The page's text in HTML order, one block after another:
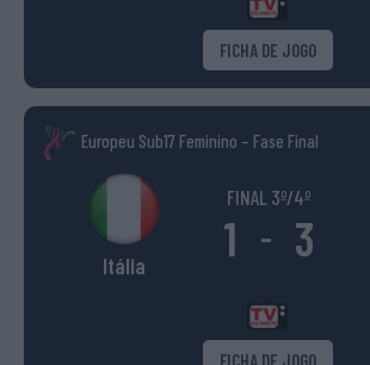
FICHA DE JOGO
Europeu Sub17 Feminino – Fase Final
Itália
FINAL 3º/4º
1 - 3
FICHA DE JOGO